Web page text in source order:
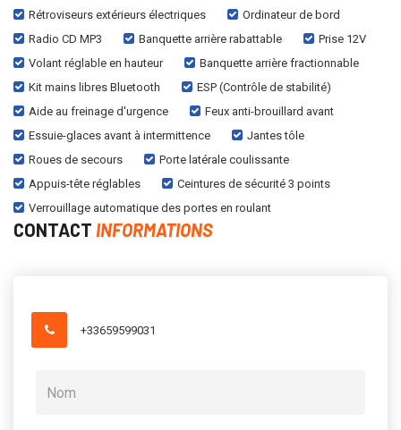
Rétroviseurs extérieurs électriques
Ordinateur de bord
Radio CD MP3
Banquette arrière rabattable
Prise 12V
Volant réglable en hauteur
Banquette arrière fractionnable
Kit mains libres Bluetooth
ESP (Contrôle de stabilité)
Aide au freinage d'urgence
Feux anti-brouillard avant
Essuie-glaces avant à intermittence
Jantes tôle
Roues de secours
Porte latérale coulissante
Appuis-tête réglables
Ceintures de sécurité 3 points
Verrouillage automatique des portes en roulant
CONTACT INFORMATIONS
+33659599031